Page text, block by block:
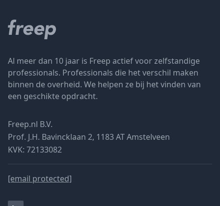
Al meer dan 10 jaar is Freep actief voor zelfstandige
professionals. Professionals die het verschil maken
binnen de overheid. We helpen ze bij het vinden van
een geschikte opdracht.
Freep.nl B.V.
Prof. J.H. Bavincklaan 2, 1183 AT Amstelveen
KVK: 72133082
[email protected]